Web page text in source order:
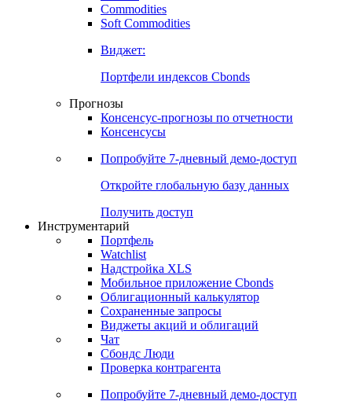
Commodities
Soft Commodities
Виджет:
Портфели индексов Cbonds
Прогнозы
Консенсус-прогнозы по отчетности
Консенсусы
Попробуйте 7-дневный демо-доступ
Откройте глобальную базу данных
Получить доступ
Инструментарий
Портфель
Watchlist
Надстройка XLS
Мобильное приложение Cbonds
Облигационный калькулятор
Сохраненные запросы
Виджеты акций и облигаций
Чат
Сбондс Люди
Проверка контрагента
Попробуйте 7-дневный демо-доступ